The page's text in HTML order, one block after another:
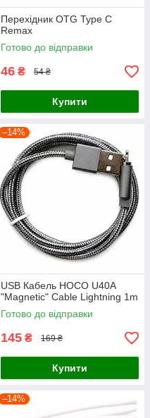
Перехідник OTG Type C
Remax
Готово до відправки
46 ₴ 54 ₴
Купити
–14%
USB Кабель HOCO U40A
"Magnetic" Cable Lightning 1m
Готово до відправки
145 ₴ 169 ₴
Купити
–14%